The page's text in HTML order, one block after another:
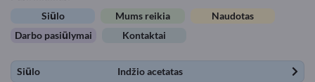
Siūlo
Mums reikia
Naudotas
Darbo pasiūlymai
Kontaktai
Siūlo Indžio acetatas